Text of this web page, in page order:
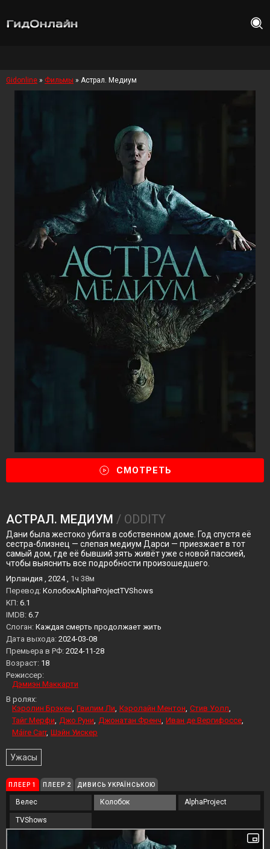
Gidonline » Фильмы » Астрал. Медиум
СМОТРЕТЬ
АСТРАЛ. МЕДИУМ / ODDITY
Дани была жестоко убита в собственном доме. Год спустя её
сестра-близнец — слепая медиум Дарси — приезжает в тот
самый дом, где её бывший зять живёт уже с новой пассией,
чтобы выяснить все подробности произошедшего.
Ирландия , 2024 , 1ч 38м
Перевод: КолобокAlphaProjectTVShows
KП: 6.1
IMDB: 6.7
Слоган: Каждая смерть продолжает жить
Дата выхода: 2024-03-08
Премьера в РФ: 2024-11-28
Возраст: 18
Режиссер:
Дэмиэн Маккарти
В ролях:
Кэролин Брэкен Гвилим Ли Кэролайн Ментон Стив Уолл
Тайг Мерфи Джо Руни Джонатан Френч Иван де Вергифоссе
Máire Carr Шэйн Уискер
Ужасы
ПЛЕЕР 1 ПЛЕЕР 2 ДИВИСЬ УКРАЇНСЬКОЮ
Велес Колобок AlphaProject
TVShows